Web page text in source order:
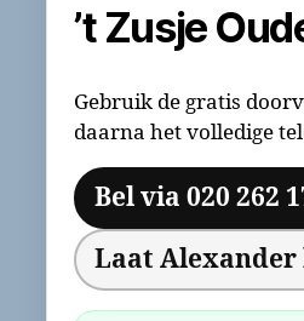
’t Zusje
Gebruik de gratis
daarna het volledige
Bel via 020 262
Laat Alexander